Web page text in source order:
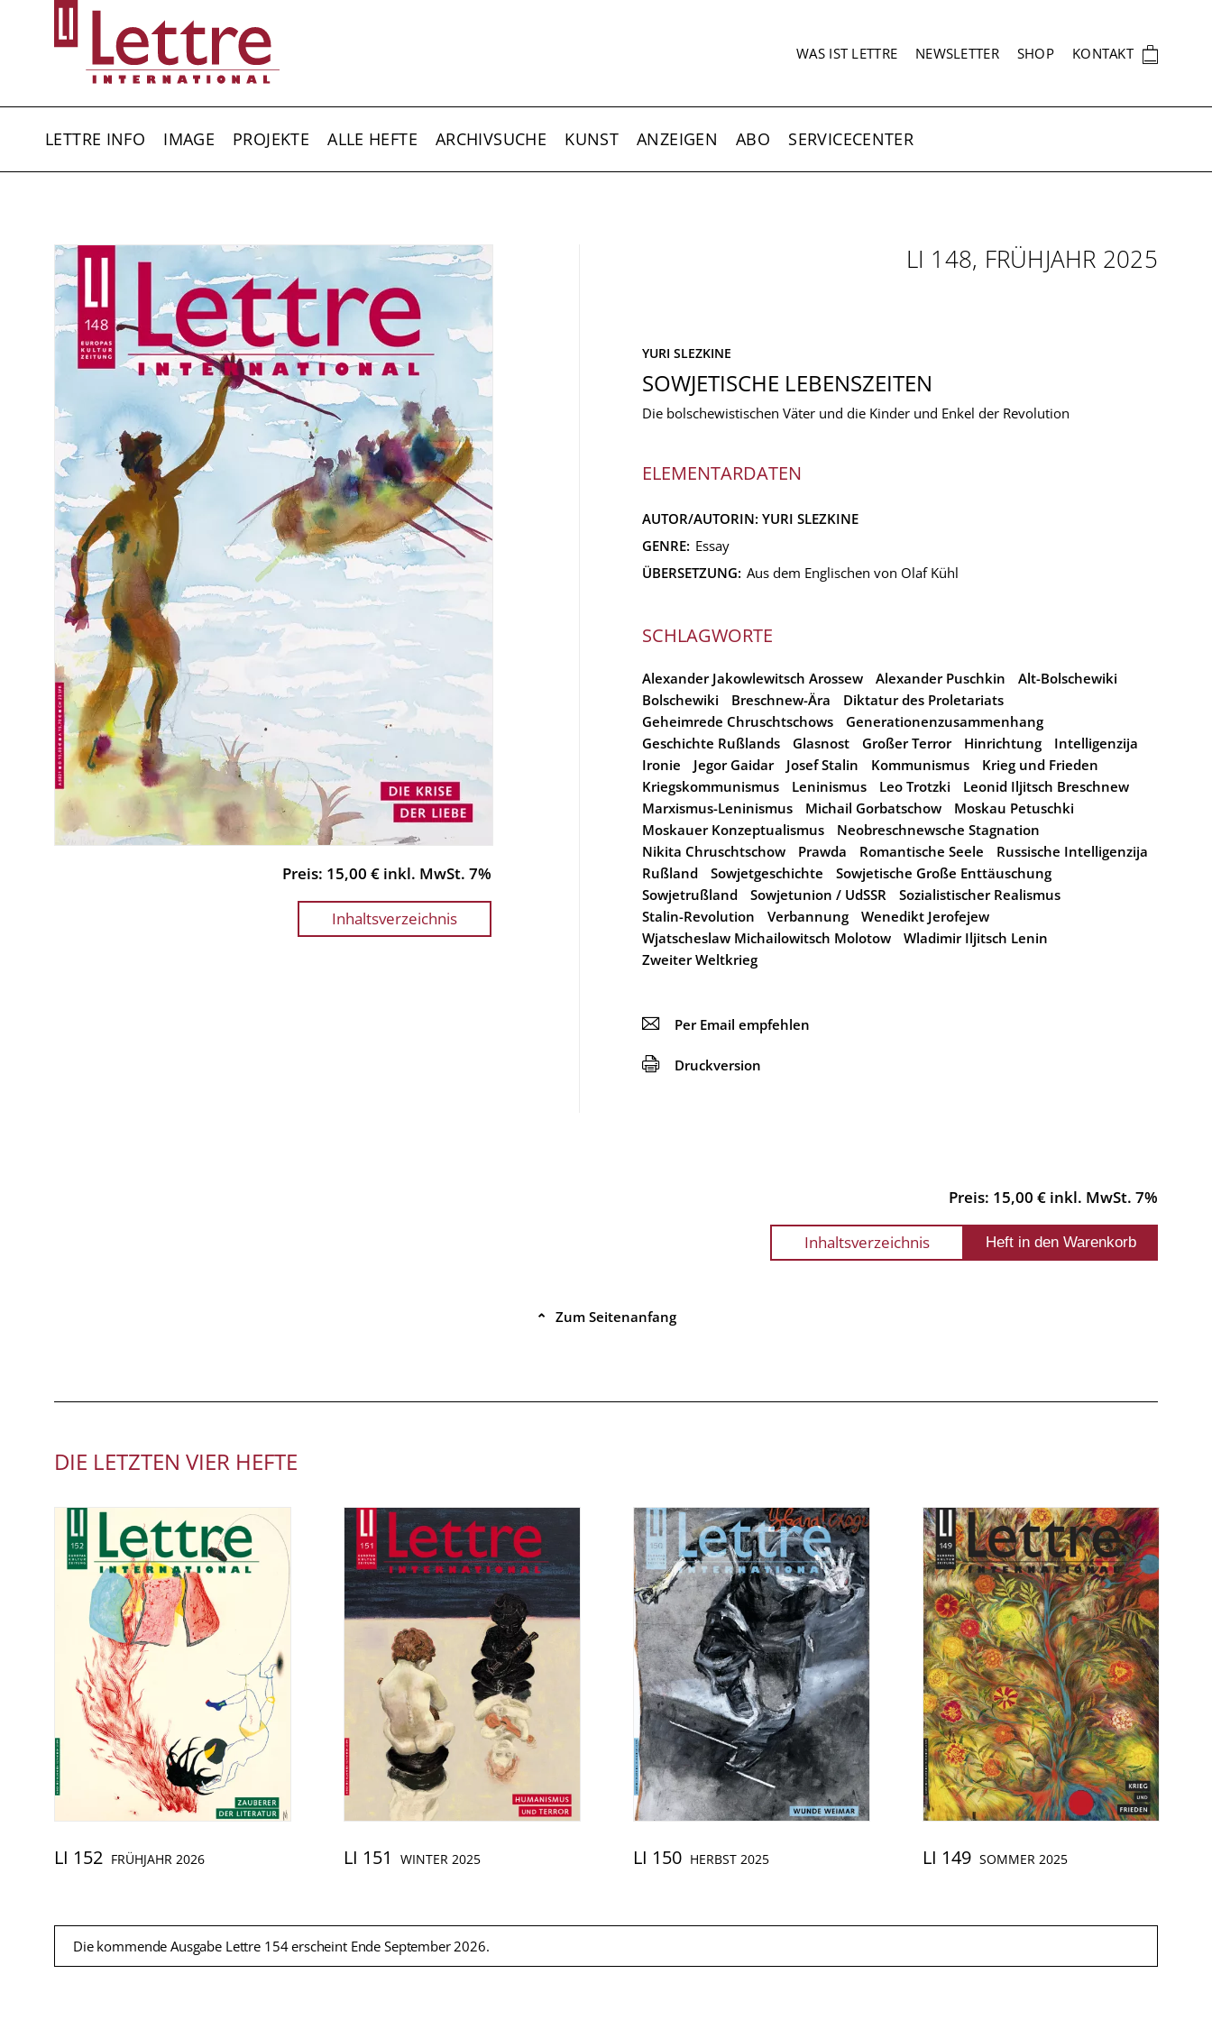
SEKUNDÄRNAVIGATION
WAS IST LETTRE NEWSLETTER SHOP KONTAKT 🛍
LETTRE INFO IMAGE PROJEKTE ALLE HEFTE ARCHIVSUCHE KUNST ANZEIGEN ABO SERVICECENTER
Preis: 15,00 € inkl. MwSt. 7%
Inhaltsverzeichnis
LI 148, FRÜHJAHR 2025
YURI SLEZKINE
SOWJETISCHE LEBENSZEITEN
Die bolschewistischen Väter und die Kinder und Enkel der Revolution
ELEMENTARDATEN
AUTOR/AUTORIN: YURI SLEZKINE
GENRE: Essay
ÜBERSETZUNG: Aus dem Englischen von Olaf Kühl
SCHLAGWORTE
Alexander Jakowlewitsch Arossew Alexander Puschkin
Alt-Bolschewiki
Bolschewiki
Breschnew-Ära
Diktatur des Proletariats
Geheimrede Chruschtschows
Generationenzusammenhang
Geschichte Rußlands
Glasnost Großer Terror Hinrichtung
Intelligenzija
Ironie
Jegor Gaidar Josef Stalin Kommunismus
Krieg und Frieden
Kriegskommunismus
Leninismus Leo Trotzki
Leonid Iljitsch Breschnew
Marxismus-Leninismus
Michail Gorbatschow
Moskau Petuschki
Moskauer Konzeptualismus
Neobreschnewsche Stagnation
Nikita Chruschtschow
Prawda Romantische Seele
Russische Intelligenzija
Rußland
Sowjetgeschichte
Sowjetische Große Enttäuschung
Sowjetrußland
Sowjetunion / UdSSR
Sozialistischer Realismus
Stalin-Revolution
Verbannung
Wenedikt Jerofejew
Wjatscheslaw Michailowitsch Molotow
Wladimir Iljitsch Lenin
Zweiter Weltkrieg
📧 Per Email empfehlen
🖨 Druckversion
Preis: 15,00 € inkl. MwSt. 7%
Inhaltsverzeichnis
⌃ Zum Seitenanfang
DIE LETZTEN VIER HEFTE
LI 152 FRÜHJAHR 2026 LI 151 WINTER 2025 LI 150 HERBST 2025 LI 149 SOMMER 2025
Die kommende Ausgabe Lettre 154 erscheint Ende September 2026.